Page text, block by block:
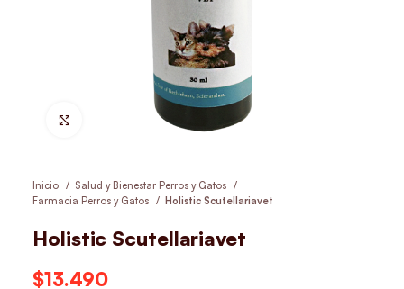
Hacer Zoom
Inicio
Salud y Bienestar Perros y Gatos
Farmacia Perros y Gatos
Holistic Scutellariavet
Holistic Scutellariavet
$13.490